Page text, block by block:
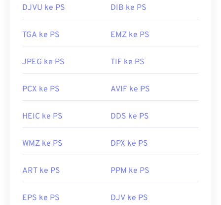
DJVU ke PS DIB ke PS
TGA ke PS EMZ ke PS
JPEG ke PS TIF ke PS
PCX ke PS AVIF ke PS
HEIC ke PS DDS ke PS
WMZ ke PS DPX ke PS
ART ke PS PPM ke PS
EPS ke PS DJV ke PS